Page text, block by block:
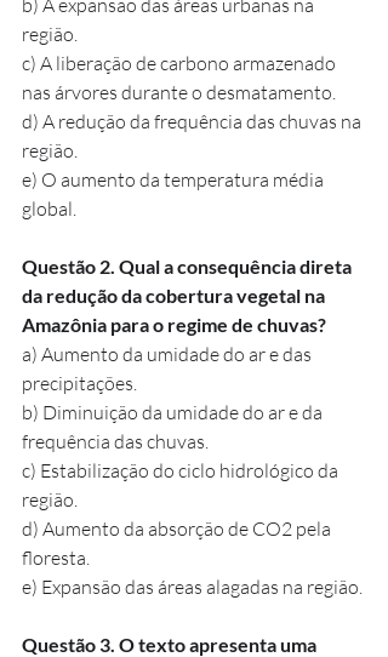
região.
c) A liberação de carbono armazenado
nas árvores durante o desmatamento.
d) A redução da frequência das chuvas na
região.
e) O aumento da temperatura média
global.
Questão 2. Qual a consequência direta
da redução da cobertura vegetal na
Amazônia para o regime de chuvas?
a) Aumento da umidade do ar e das
precipitações.
b) Diminuição da umidade do ar e da
frequência das chuvas.
c) Estabilização do ciclo hidrológico da
região.
d) Aumento da absorção de CO2 pela
floresta.
e) Expansão das áreas alagadas na região.
Questão 3. O texto apresenta uma